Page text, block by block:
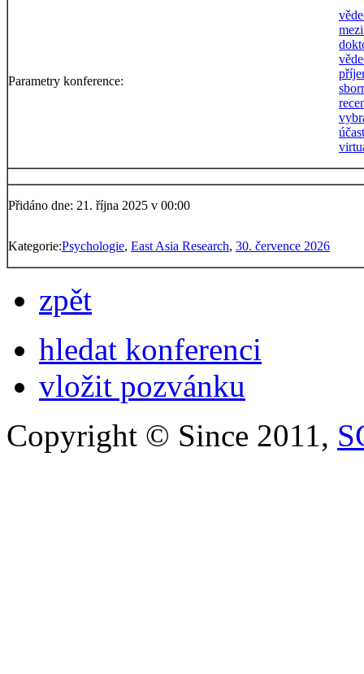
Parametry konference:
Přidáno dne: 21. října 2025 v 00:00
Kategorie:Psychologie, East Asia Research, 30. července 2026
zpět
hledat konferenci
vložit pozvánku
Copyright © Since 2011,